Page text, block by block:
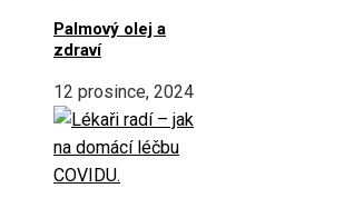
Palmový olej a
zdraví
12 prosince, 2024